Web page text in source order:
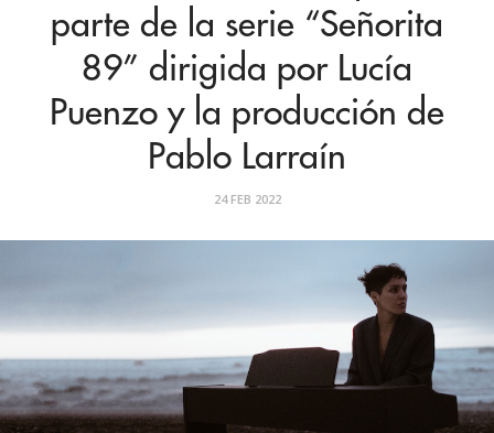
parte de la serie “Señorita
89” dirigida por Lucía
Puenzo y la producción de
Pablo Larraín
24 FEB 2022